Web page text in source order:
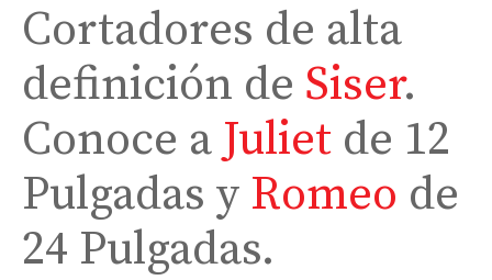
Cortadores de alta
definición de Siser.
Conoce a Juliet de 12
Pulgadas y Romeo de
24 Pulgadas.